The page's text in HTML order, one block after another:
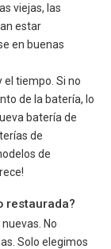
viejas, las
estar
en buenas
el tiempo. Si no
de la batería, lo
batería de
de
de
restaurada?
No
Solo elegimos